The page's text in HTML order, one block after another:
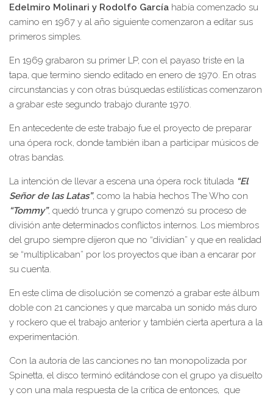
Edelmiro Molinari y Rodolfo García había comenzado su
camino en 1967 y al año siguiente comenzaron a editar sus
primeros simples.
En 1969 grabaron su primer LP, con el payaso triste en la
tapa, que termino siendo editado en enero de 1970. En otras
circunstancias y con otras búsquedas estilísticas comenzaron
a grabar este segundo trabajo durante 1970.
En antecedente de este trabajo fue el proyecto de preparar
una ópera rock, donde también iban a participar músicos de
otras bandas.
La intención de llevar a escena una ópera rock titulada “El
Señor de las Latas”, como la había hechos The Who con
“Tommy”, quedó trunca y grupo comenzó su proceso de
división ante determinados conflictos internos. Los miembros
del grupo siempre dijeron que no “dividían” y que en realidad
se “multiplicaban” por los proyectos que iban a encarar por
su cuenta.
En este clima de disolución se comenzó a grabar este álbum
doble con 21 canciones y que marcaba un sonido más duro
y rockero que el trabajo anterior y también cierta apertura a la
experimentación.
Con la autoría de las canciones no tan monopolizada por
Spinetta, el disco terminó editándose con el grupo ya disuelto
y con una mala respuesta de la crítica de entonces, que